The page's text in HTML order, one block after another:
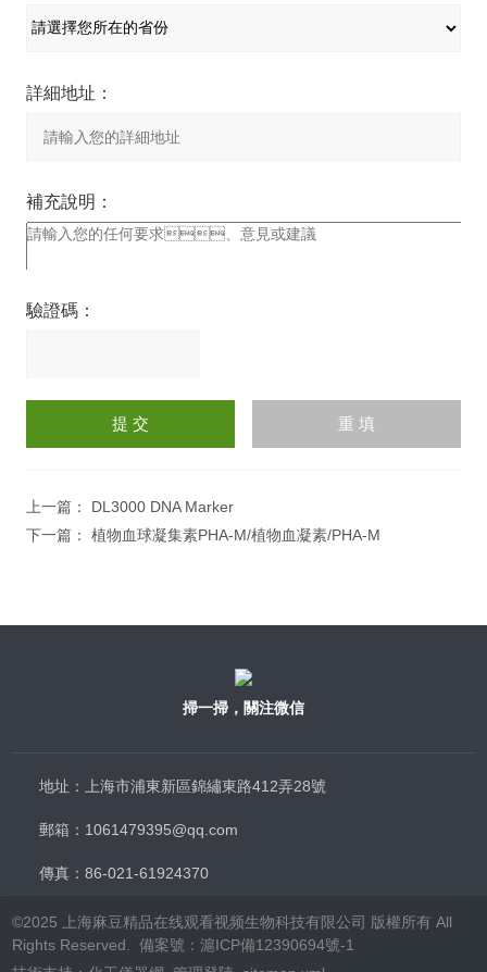
詳細地址：
補充說明：
驗證碼：
上一篇： DL3000 DNA Marker
下一篇： 植物血球凝集素PHA-M/植物血凝素/PHA-M
掃一掃，關注微信
地址：上海市浦東新區錦繡東路412弄28號
郵箱：1061479395@qq.com
傳真：86-021-61924370
©2025 上海麻豆精品在线观看视频生物科技有限公司 版權所有 All
Rights Reserved. 備案號：滬ICP備12390694號-1